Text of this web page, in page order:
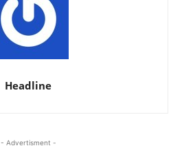
Headline
- Advertisment -